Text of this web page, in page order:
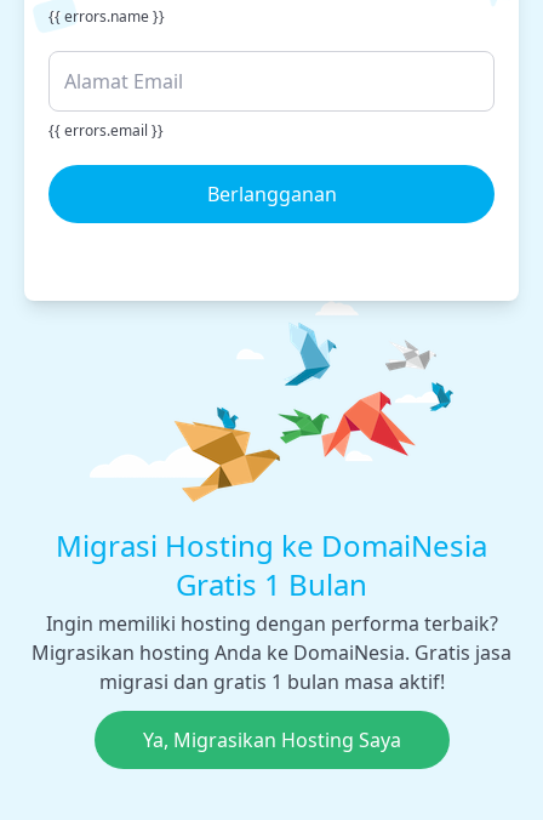
{{ errors.name }}
{{ errors.email }}
Berlangganan
Migrasi Hosting ke DomaiNesia
Gratis 1 Bulan
Ingin memiliki hosting dengan performa terbaik?
Migrasikan hosting Anda ke DomaiNesia. Gratis jasa
migrasi dan gratis 1 bulan masa aktif!
Ya, Migrasikan Hosting Saya